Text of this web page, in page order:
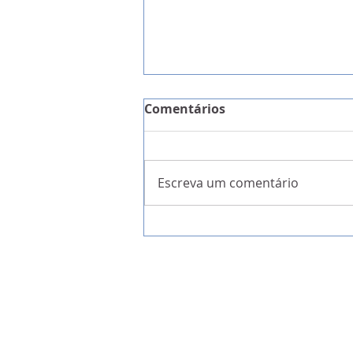
Comentários
Escreva um comentário